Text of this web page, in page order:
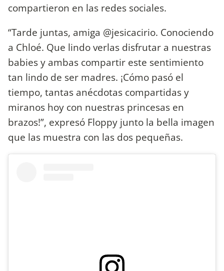
compartieron en las redes sociales.
“Tarde juntas, amiga @jesicacirio. Conociendo
a Chloé. Que lindo verlas disfrutar a nuestras
babies y ambas compartir este sentimiento
tan lindo de ser madres. ¡Cómo pasó el
tiempo, tantas anécdotas compartidas y
miranos hoy con nuestras princesas en
brazos!”, expresó Floppy junto la bella imagen
que las muestra con las dos pequeñas.